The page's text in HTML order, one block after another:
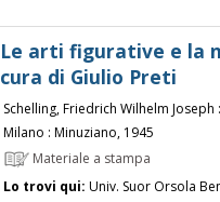
Le arti figurative e la
cura di Giulio Preti
Schelling, Friedrich Wilhelm Joseph
Milano : Minuziano, 1945
Materiale a stampa
Lo trovi qui: Univ. Suor Orsola